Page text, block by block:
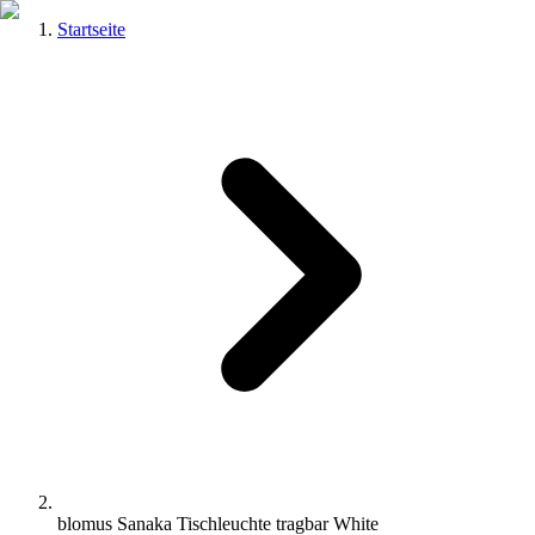
Startseite
blomus Sanaka Tischleuchte tragbar White